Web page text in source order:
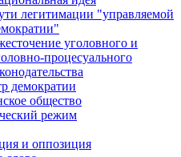
легитимации "управляемой
уголовного и
процесуального
демократии
общество
режим
и оппозиция